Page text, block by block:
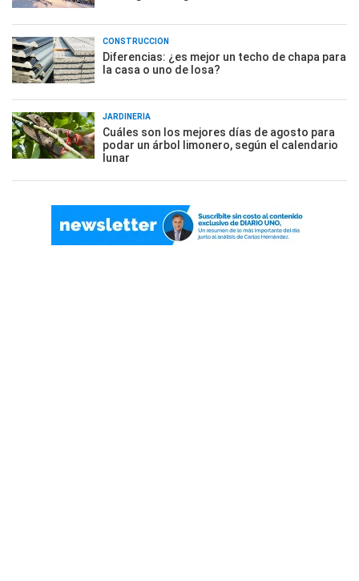
CONSTRUCCIÓN
Diferencias: ¿es mejor un techo de chapa para
la casa o uno de losa?
JARDINERÍA
Cuáles son los mejores días de agosto para
podar un árbol limonero, según el calendario
lunar